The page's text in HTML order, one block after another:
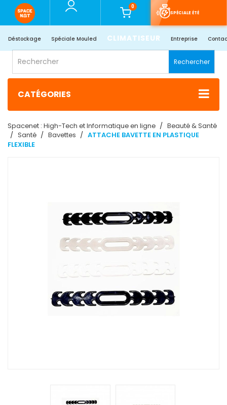
0
SPÉCIALE ÉTÉ
Déstockage Spéciale Mouled CLIMATISEUR Entreprise
Rechercher
CATÉGORIES
Spacenet : High-Tech et Informatique en ligne
Beauté & Santé
Santé
Bavettes
ATTACHE BAVETTE EN PLASTIQUE
FLEXIBLE